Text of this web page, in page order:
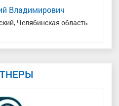
Владимирович
Челябинская область